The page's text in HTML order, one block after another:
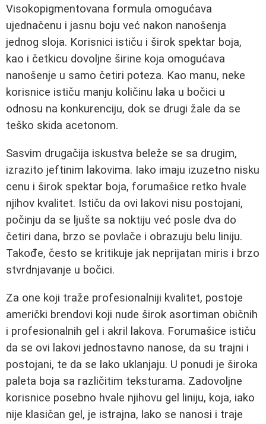
Visokopigmentovana formula omogućava
ujednačenu i jasnu boju već nakon nanošenja
jednog sloja. Korisnici ističu i širok spektar boja,
kao i četkicu dovoljne širine koja omogućava
nanošenje u samo četiri poteza. Kao manu, neke
korisnice ističu manju količinu laka u bočici u
odnosu na konkurenciju, dok se drugi žale da se
teško skida acetonom.
Sasvim drugačija iskustva beleže se sa drugim,
izrazito jeftinim lakovima. Iako imaju izuzetno nisku
cenu i širok spektar boja, forumašice retko hvale
njihov kvalitet. Ističu da ovi lakovi nisu postojani,
počinju da se ljušte sa noktiju već posle dva do
četiri dana, brzo se povlače i obrazuju belu liniju.
Takođe, često se kritikuje jak neprijatan miris i brzo
stvrdnjavanje u bočici.
Za one koji traže profesionalniji kvalitet, postoje
američki brendovi koji nude širok asortiman običnih
i profesionalnih gel i akril lakova. Forumašice ističu
da se ovi lakovi jednostavno nanose, da su trajni i
postojani, te da se lako uklanjaju. U ponudi je široka
paleta boja sa različitim teksturama. Zadovoljne
korisnice posebno hvale njihovu gel liniju, koja, iako
nije klasičan gel, je istrajna, lako se nanosi i traje